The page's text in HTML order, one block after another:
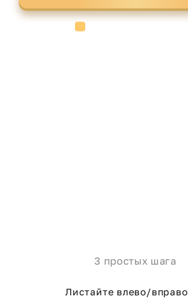
3 простых шага
Листайте влево/вправо